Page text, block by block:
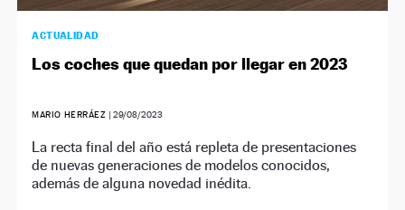
ACTUALIDAD
Los coches que quedan por llegar en 2023
MARIO HERRÁEZ | 29/08/2023
La recta final del año está repleta de presentaciones
de nuevas generaciones de modelos conocidos,
además de alguna novedad inédita.